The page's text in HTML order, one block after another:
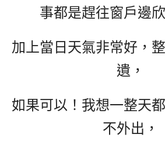
事都是趕往窗戶邊
加上當日天氣非常好，
遺，
如果可以！我想一整天
不外出，